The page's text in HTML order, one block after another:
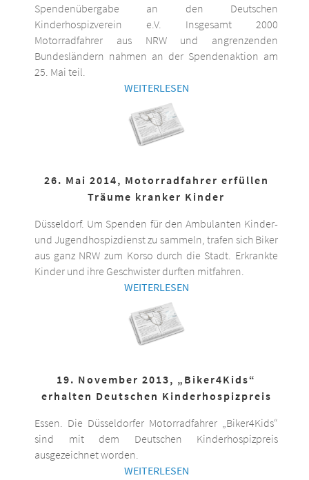
Spendenübergabe an den Deutschen
Kinderhospizverein e.V. Insgesamt 2000
Motorradfahrer aus NRW und angrenzenden
Bundesländern nahmen an der Spendenaktion am
25. Mai teil.
WEITERLESEN
26. Mai 2014, Motorradfahrer erfüllen
Träume kranker Kinder
Düsseldorf. Um Spenden für den Ambulanten Kinder-
und Jugendhospizdienst zu sammeln, trafen sich Biker
aus ganz NRW zum Korso durch die Stadt. Erkrankte
Kinder und ihre Geschwister durften mitfahren.
WEITERLESEN
19. November 2013, „Biker4Kids“
erhalten Deutschen Kinderhospizpreis
Essen. Die Düsseldorfer Motorradfahrer „Biker4Kids“
sind mit dem Deutschen Kinderhospizpreis
ausgezeichnet worden.
WEITERLESEN